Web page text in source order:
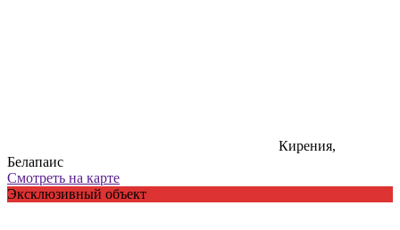
Кирения,
Белапаис
Смотреть на карте
Эксклюзивный объект